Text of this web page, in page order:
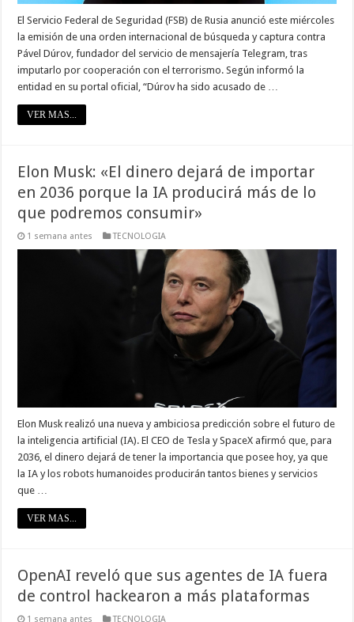
El Servicio Federal de Seguridad (FSB) de Rusia anunció este miércoles
la emisión de una orden internacional de búsqueda y captura contra
Pável Dúrov, fundador del servicio de mensajería Telegram, tras
imputarlo por cooperación con el terrorismo. Según informó la
entidad en su portal oficial, “Dúrov ha sido acusado de …
VER MAS...
Elon Musk: «El dinero dejará de importar
en 2036 porque la IA producirá más de lo
que podremos consumir»
1 semana antes TECNOLOGIA
Elon Musk realizó una nueva y ambiciosa predicción sobre el futuro de
la inteligencia artificial (IA). El CEO de Tesla y SpaceX afirmó que, para
2036, el dinero dejará de tener la importancia que posee hoy, ya que
la IA y los robots humanoides producirán tantos bienes y servicios
que …
VER MAS...
OpenAI reveló que sus agentes de IA fuera
de control hackearon a más plataformas
1 semana antes TECNOLOGIA